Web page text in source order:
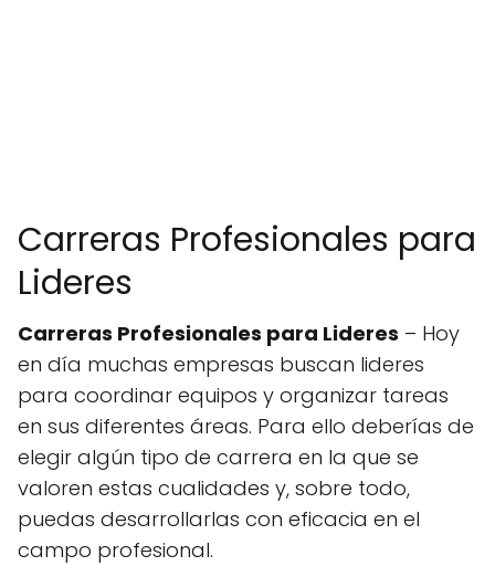
Carreras Profesionales para
Lideres
Carreras Profesionales para Lideres – Hoy
en día muchas empresas buscan lideres
para coordinar equipos y organizar tareas
en sus diferentes áreas. Para ello deberías de
elegir algún tipo de carrera en la que se
valoren estas cualidades y, sobre todo,
puedas desarrollarlas con eficacia en el
campo profesional.